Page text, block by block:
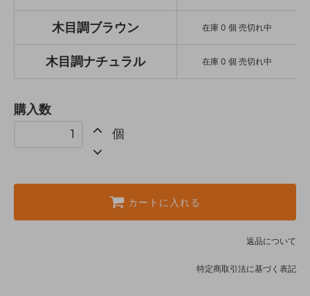
木目調ブラウン 在庫 0 個 売切れ中
木目調ナチュラル 在庫 0 個 売切れ中
購入数
個
カートに入れる
返品について
特定商取引法に基づく表記